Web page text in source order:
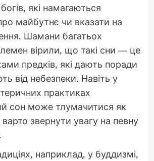
які намагаються
майбутнє чи вказати на
Шамани багатьох
вірили, що такі сни — це
предків, які дають поради
від небезпеки. Навіть у
практиках
сон може тлумачитися як
звернути увагу на певну
наприклад, у буддизмі,